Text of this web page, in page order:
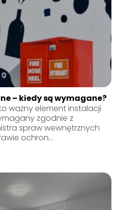
– kiedy są wymagane?
ważny element instalacji
zgodnie z
spraw wewnętrznych
ochron...